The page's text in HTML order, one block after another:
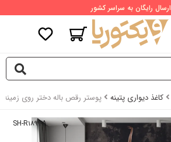
ارسال رایگان به سراسر کشور
کاغذ دیواری پتینه پوستر رقص باله دختر روی زمینه
SH-R۱۸۹۹-A